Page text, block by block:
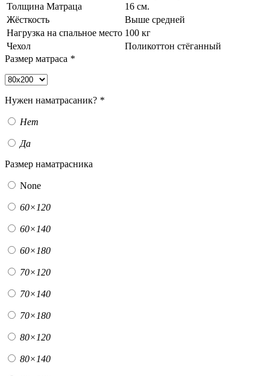
Толщина Матраца
16 см.
Жёсткость
Выше средней
Нагрузка на спальное место 100 кг
Чехол
Поликоттон стёганный
Размер матраса *
Нужен наматрасаник? *
Нет
Да
Размер наматрасника
None
60×120
60×140
60×180
70×120
70×140
70×180
80×120
80×140